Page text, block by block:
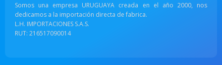
Somos una empresa URUGUAYA creada en el año 2000, nos
dedicamos a la importación directa de fabrica.
L.H. IMPORTACIONES S.A.S.
RUT: 216517090014